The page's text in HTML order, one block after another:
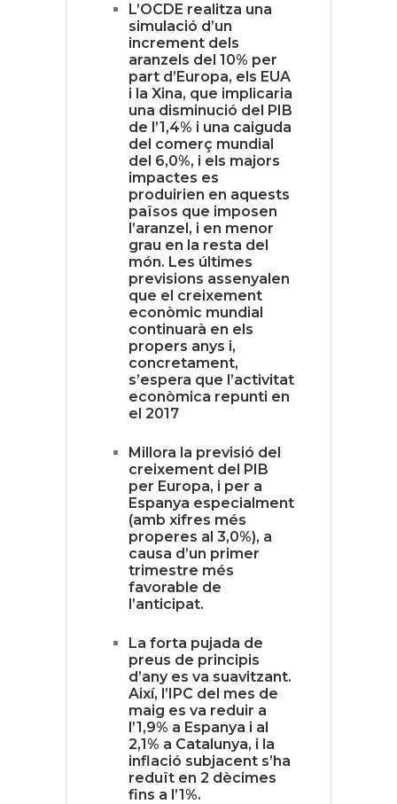
L’OCDE realitza una
simulació d’un
increment dels
aranzels del 10% per
part d’Europa, els EUA
i la Xina, que implicaria
una disminució del PIB
de l’1,4% i una caiguda
del comerç mundial
del 6,0%, i els majors
impactes es
produirien en aquests
països que imposen
l’aranzel, i en menor
grau en la resta del
món. Les últimes
previsions assenyalen
que el creixement
econòmic mundial
continuarà en els
propers anys i,
concretament,
s’espera que l’activitat
econòmica repunti en
el 2017
Millora la previsió del
creixement del PIB
per Europa, i per a
Espanya especialment
(amb xifres més
properes al 3,0%), a
causa d’un primer
trimestre més
favorable de
l’anticipat.
La forta pujada de
preus de principis
d’any es va suavitzant.
Així, l’IPC del mes de
maig es va reduir a
l’1,9% a Espanya i al
2,1% a Catalunya, i la
inflació subjacent s’ha
reduït en 2 dècimes
fins a l’1%.